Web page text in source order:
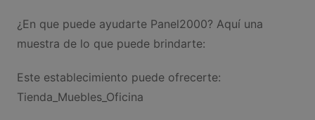
¿En que puede ayudarte Panel2000? Aquí una
muestra de lo que puede brindarte:
Este establecimiento puede ofrecerte:
Tienda_Muebles_Oficina